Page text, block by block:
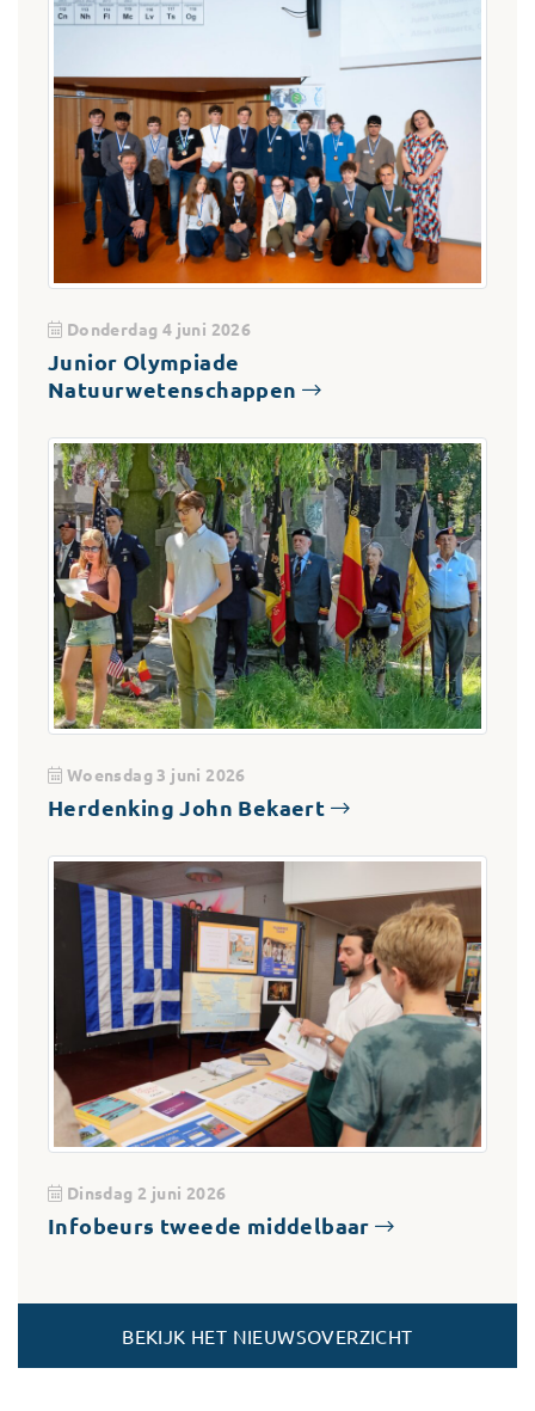
Donderdag 4 juni 2026
Junior Olympiade
Natuurwetenschappen
Woensdag 3 juni 2026
Herdenking John Bekaert
Dinsdag 2 juni 2026
Infobeurs tweede middelbaar
BEKIJK HET NIEUWSOVERZICHT